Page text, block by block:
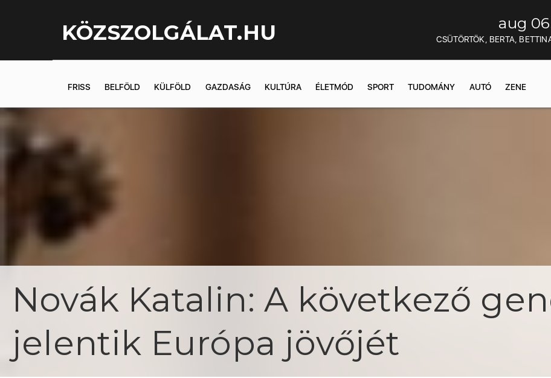
KÖZSZOLGÁLAT.HU aug
CSÜTÖRTÖK, BERTA,
FRISS BELFÖLD KÜLFÖLD GAZDASÁG KULTÚRA ÉLETMÓD SPORT TUDOMÁNY AUTÓ ZENE
Novák Katalin: A következő
jelentik Európa jövőjét